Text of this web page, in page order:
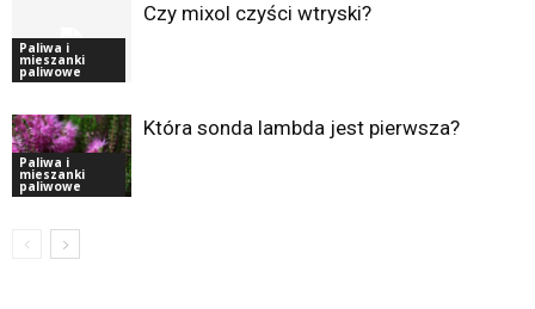
Paliwa i
mieszanki
paliwowe
Czy mixol czyści wtryski?
Paliwa i
mieszanki
paliwowe
Która sonda lambda jest pierwsza?